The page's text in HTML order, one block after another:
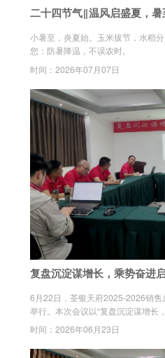
二十四节气‖温风启盛夏，
小暑至，炎夏始。玉米拔节，水稻
您：防暑降温，不误农时。
时间：2026年07月07日
复盘沉淀谋增长，乘势奋进
6月22日，荃银天府2025-2026销
举行。本次会议以“复盘沉淀谋增长
总经理周琦、财务总监范克严、副
聚一堂，系统回顾2025-2026经营
新销售年度进行科学规划与全面动
时间：2026年06月23日